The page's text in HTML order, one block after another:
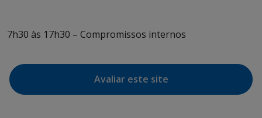
7h30 às 17h30 – Compromissos internos
Avaliar este site